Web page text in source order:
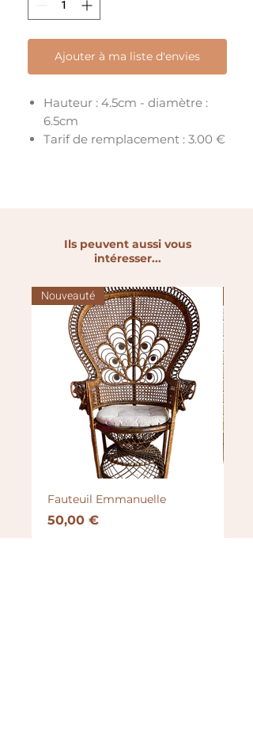
Ajouter à ma liste d'envies
Hauteur : 4.5cm - diamètre :
6.5cm
Tarif de remplacement : 3.00 €
Ils peuvent aussi vous
intéresser...
Nouveauté
Fauteuil Emmanuelle
Prix
50,00 €